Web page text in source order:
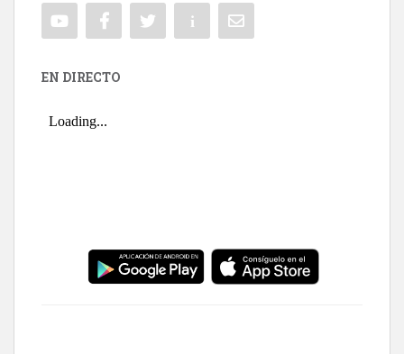
EN DIRECTO